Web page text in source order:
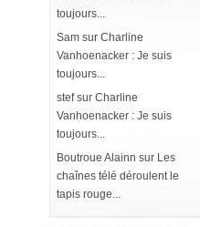
toujours...
Sam sur Charline
Vanhoenacker : Je suis
toujours...
stefsur Charline
Vanhoenacker : Je suis
toujours...
Boutroue Alainn sur Les
chaînes télé déroulent le
tapis rouge...